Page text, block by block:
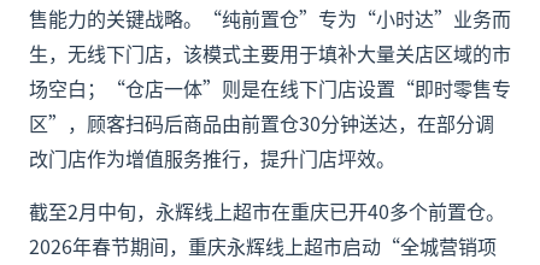
售能力的关键战略。“纯前置仓”专为“小时达”业务而
生，无线下门店，该模式主要用于填补大量关店区域的市
场空白；“仓店一体”则是在线下门店设置“即时零售专
区”，顾客扫码后商品由前置仓30分钟送达，在部分调
改门店作为增值服务推行，提升门店坪效。
截至2月中旬，永辉线上超市在重庆已开40多个前置仓。
2026年春节期间，重庆永辉线上超市启动“全城营销项